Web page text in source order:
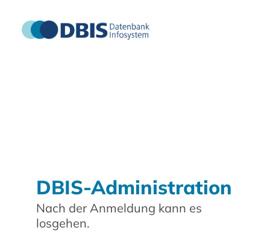
DBIS-Administration
Nach der Anmeldung kann es
losgehen.